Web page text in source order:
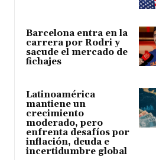
Barcelona entra en la
carrera por Rodri y
sacude el mercado de
fichajes
Latinoamérica
mantiene un
crecimiento
moderado, pero
enfrenta desafíos por
inflación, deuda e
incertidumbre global